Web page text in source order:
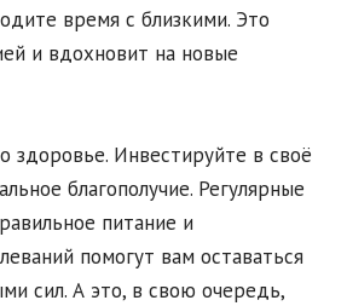
время с близкими. Это
и вдохновит на новые
здоровье. Инвестируйте в своё
благополучие. Регулярные
питание и
помогут вам оставаться
сил. А это, в свою очередь,